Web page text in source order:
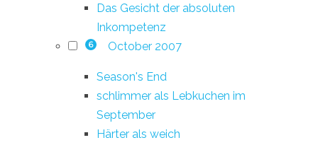
Das Gesicht der absoluten
Inkompetenz
6 October 2007
Season's End
schlimmer als Lebkuchen im
September
Härter als weich